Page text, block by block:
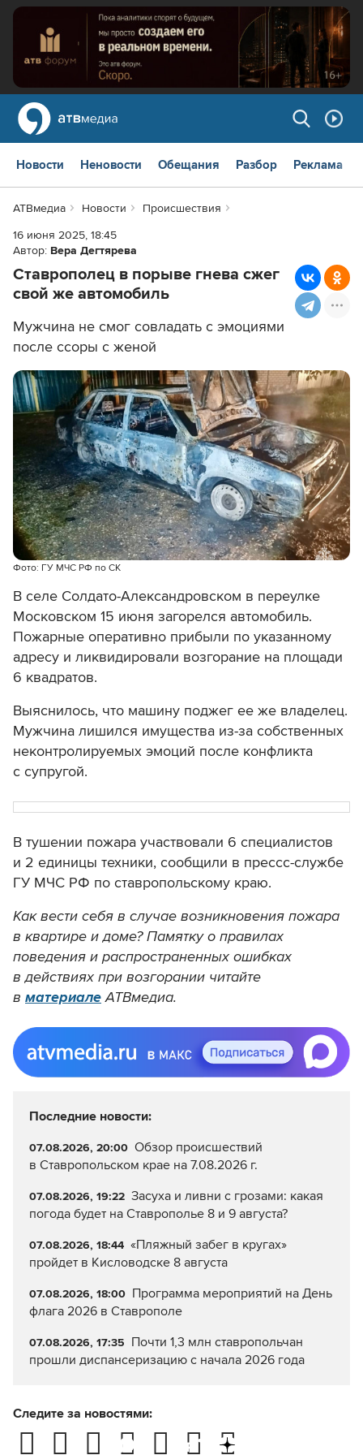
Новости Неновости Обещания Разбор Реклама
АТВмедиа Новости
Происшествия
16 июня 2025, 18:45
Автор: Вера Дегтярева
Ставрополец в порыве гнева сжег
свой же автомобиль
Мужчина не смог совладать с эмоциями
после ссоры с женой
Фото: ГУ МЧС РФ по СК
В селе Солдато-Александровском в переулке
Московском 15 июня загорелся автомобиль.
Пожарные оперативно прибыли по указанному
адресу и ликвидировали возгорание на площади
6 квадратов.
Выяснилось, что машину поджег ее же владелец.
Мужчина лишился имущества из-за собственных
неконтролируемых эмоций после конфликта
с супругой.
В тушении пожара участвовали 6 специалистов
и 2 единицы техники, сообщили в прессс-службе
ГУ МЧС РФ по ставропольскому краю.
Как вести себя в случае возникновения пожара
в квартире и доме? Памятку о правилах
поведения и распространенных ошибках
в действиях при возгорании читайте
в материале АТВмедиа.
Последние новости:
07.08.2026, 20:00 Обзор происшествий
в Ставропольском крае на 7.08.2026 г.
07.08.2026, 19:22 Засуха и ливни с грозами: какая
погода будет на Ставрополье 8 и 9 августа?
07.08.2026, 18:44 «Пляжный забег в кругах»
пройдет в Кисловодске 8 августа
07.08.2026, 18:00 Программа мероприятий на День
флага 2026 в Ставрополе
07.08.2026, 17:35 Почти 1,3 млн ставропольчан
прошли диспансеризацию с начала 2026 года
Следите за новостями: